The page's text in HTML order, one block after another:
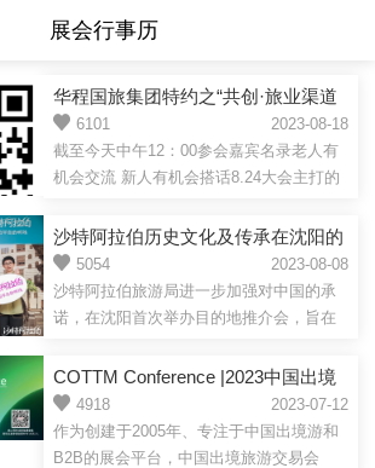
展会行事历
华程国旅集团特约之“共创·旅业渠道
交易展”与会嘉宾名录（部分）2023-08-18
6101
截至今天中午12：00参会嘉宾名录老人有
机会交流 新人有机会搭话8.24大会主打的
往开来！（扫码查看参会嘉宾名录）
沙特阿拉伯历史文化及传承在沈阳的
全面介绍
2023-08-08
5054
沙特阿拉伯旅游局进一步加强对中国的承
诺，在沈阳首次举办目的地推介会，旨在
景。2023年8月7日，沙特阿拉伯旅游局
（Saudi Tourism Authority）在沈阳成功举
办了以“2023开启超乎想象的梦幻旅程”为主
题的中国沈阳市场推介会。活动将沙特阿
COTTM Conference |2023中国出境
旅游交易会（COTTM）同期会议话
题出炉
2023-07-12
4918
作为创建于2005年、专注于中国出境游和
B2B的展会平台，中国出境旅游交易会